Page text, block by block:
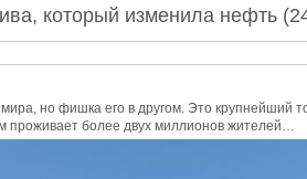
который изменила нефть
но фишка его в другом. Это крупнейший
проживает более двух миллионов жителей…